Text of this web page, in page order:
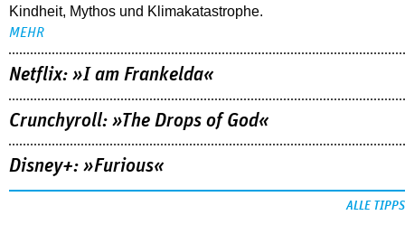
Kindheit, Mythos und Klimakatastrophe.
MEHR
Netflix: »I am Frankelda«
Crunchyroll: »The Drops of God«
Disney+: »Furious«
ALLE TIPPS